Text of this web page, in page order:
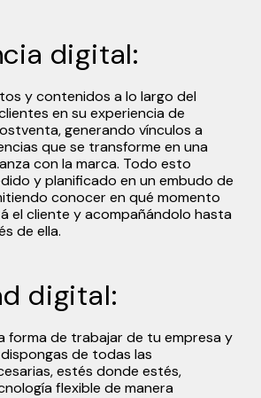
digital:
y contenidos a lo largo del
en su experiencia de
generando vínculos a
que se transforme en una
con la marca. Todo esto
y planificado en un embudo de
conocer en qué momento
el cliente y acompañándolo hasta
de ella.
digital:
forma de trabajar de tu empresa y
de todas las
estés donde estés,
flexible de manera